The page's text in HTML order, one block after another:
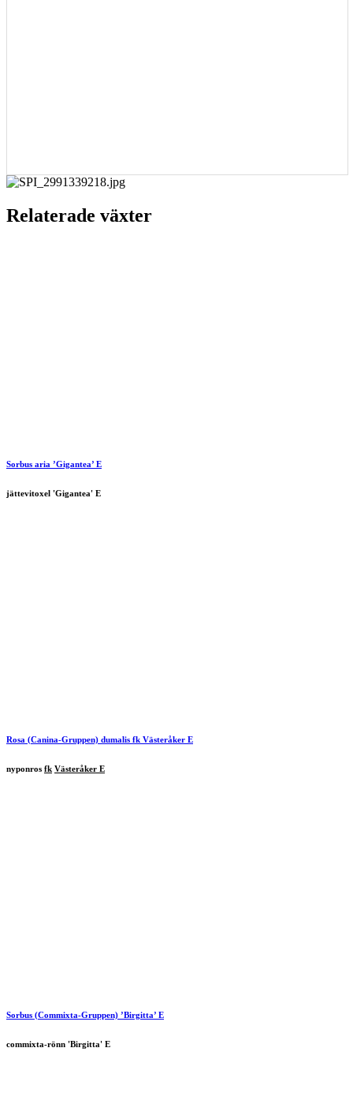
Relaterade växter
Sorbus aria ’Gigantea’ E
jättevitoxel 'Gigantea' E
Rosa (Canina-Gruppen) dumalis fk Västeråker E
nyponros fk Västeråker E
Sorbus (Commixta-Gruppen) ’Birgitta’ E
commixta-rönn 'Birgitta' E